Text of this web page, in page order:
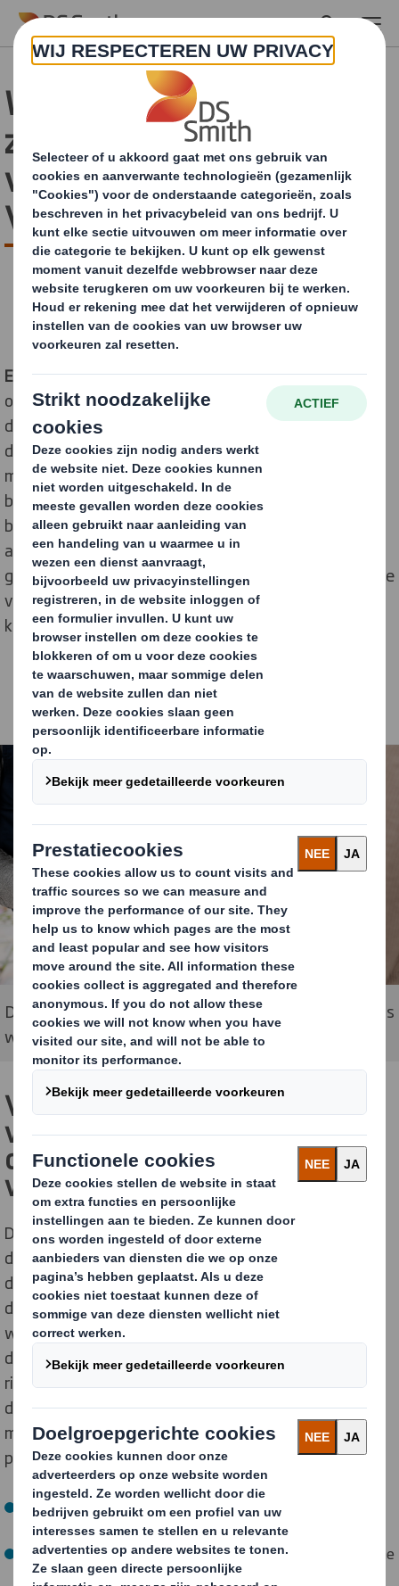
Skip to main content
Webshops onderscheiden
zich met duurzame
verpakking tijdens
Valentijnsdag
Eerbeek,13februari2026–Met een flinke stijging van
online bestellingen rondom Valentijnsdag, groeit ook
de aandacht voor duurzame verzending. Uit
de
Thuiswinkel Duurzaamheid Monitor 2025
mogelijk gemaakt doorDS Smithen Amazon, blijkt dat
bijna de helft van de consumenten duurzaamheid een
belangrijk criterium vindt bij het doen van online
aankopen – zonder concessies te willen doen aan prijs,
gemak of kwaliteit.Daarbij zien consumenten vooral de
verpakking als hét onderdeel waarop webshops zich
kunnen onderscheiden in duurzaamheid.
De belangrijkste fase van de klantbeleving vindt plaats
wanneer de consument het pakket in handen krijgt.
Vier stappen die consumenten
verwachten van webshop voor
duurzamer verpakken en
verzenden
Door open te communiceren over
duurzaamheidsinspanningen, kunnen webshops de
doorslag geven voor potentiële klanten om
daadwerkelijk tot aankoop over te gaan.
wordt aangeraden om de communicatie over
duurzaamheid niet alleen op de productpagina te
richten. Consumenten herkennen en waarderen
duurzame initiatieven namelijk op verschillende
manieren, zowel online als bij het ontvangen van het
pakket.Hier liggen een aantal kansen:
Verpakken: kies de verpakking met zorg (
consumenten wil minder plastic).
Verzenden: informeer de klant over de meest duurzame
bezorgoptie ( 1 op de 4 consumenten wil dit weten